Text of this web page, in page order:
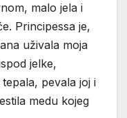
malo jela i
Principessa je,
uživala moja
jelke,
pevala joj i
medu kojeg